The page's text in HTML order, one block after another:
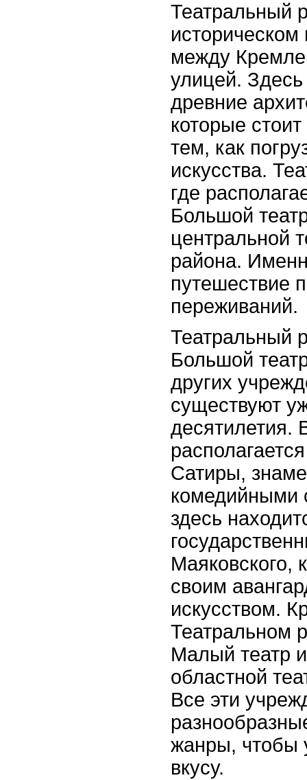
Театральный
между
улицей.
древние
которые
тем, как
искусства.
где
Большой
центральной
района.
путешествие
переживаний.
Театральный
Большой
других
существуют
десятилетия.
Сатиры,
комедийными
здесь
Маяковского,
своим
искусством.
Театральном
Малый театр
областной
Все эти
жанры, чтобы
вкусу.